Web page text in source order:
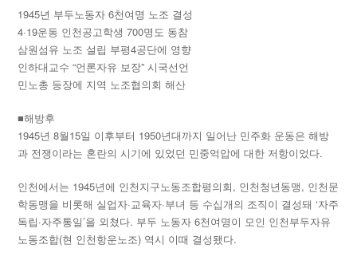
1945년 부두노동자 6천여명 노조 결성
4·19운동 인천공고학생 700명도 동참
삼원섬유 노조 설립 부평4공단에 영향
인하대교수 “언론자유 보장” 시국선언
민노총 등장에 지역 노조협의회 해산
■해방후
1945년 8월15일 이후부터 1950년대까지 일어난 민주화 운동은 해방
과 전쟁이라는 혼란의 시기에 있었던 민중억압에 대한 저항이었다.
인천에서는 1945년에 인천지구노동조합평의회, 인천청년동맹, 인천문
학동맹을 비롯해 실업자·교육자·부녀 등 수십개의 조직이 결성돼 ‘자주
독립·자주통일’을 외쳤다. 부두 노동자 6천여명이 모인 인천부두자유
노동조합(현 인천항운노조) 역시 이때 결성됐다.